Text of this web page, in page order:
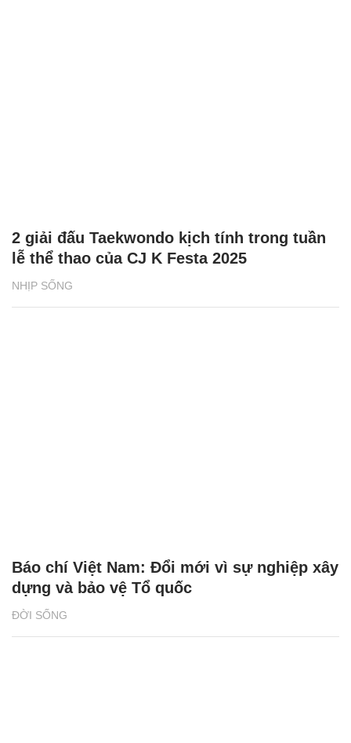
NHỊP SỐNG
2 giải đấu Taekwondo kịch tính trong tuần
lễ thể thao của CJ K Festa 2025
ĐỜI SỐNG
Báo chí Việt Nam: Đổi mới vì sự nghiệp xây
dựng và bảo vệ Tổ quốc